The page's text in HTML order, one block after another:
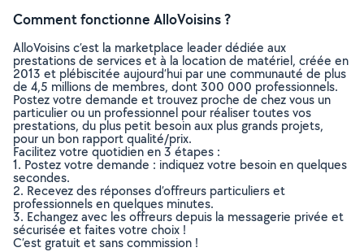
Comment fonctionne AlloVoisins ?
AlloVoisins c’est la marketplace leader dédiée aux
prestations de services et à la location de matériel, créée en
2013 et plébiscitée aujourd’hui par une communauté de plus
de 4,5 millions de membres, dont 300 000 professionnels.
Postez votre demande et trouvez proche de chez vous un
particulier ou un professionnel pour réaliser toutes vos
prestations, du plus petit besoin aux plus grands projets,
pour un bon rapport qualité/prix.
Facilitez votre quotidien en 3 étapes :
1. Postez votre demande : indiquez votre besoin en quelques
secondes.
2. Recevez des réponses d’offreurs particuliers et
professionnels en quelques minutes.
3. Echangez avec les offreurs depuis la messagerie privée et
sécurisée et faites votre choix !
C’est gratuit et sans commission !